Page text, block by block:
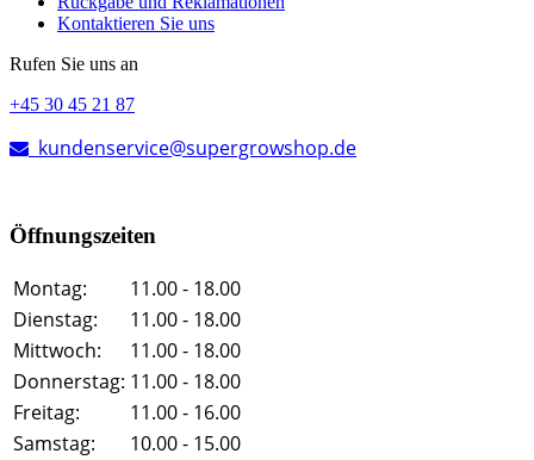
Kontaktieren Sie uns
Rufen Sie uns an
+45 30 45 21 87
kundenservice@supergrowshop.de
Öffnungszeiten
Montag:
11.00 - 18.00
Dienstag:
11.00 - 18.00
Mittwoch:
11.00 - 18.00
Donnerstag: 11.00 - 18.00
Freitag:
11.00 - 16.00
Samstag:
10.00 - 15.00